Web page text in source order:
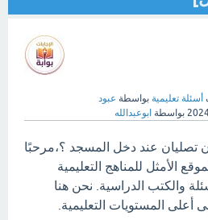
أسئلة تعليمية بواسطة عبود
بواسطة ابوعبدالله
تصليان عند دخل المسجد ؟،مرحبًا
الأمثل للمناهج التعليمية
والكتب الدراسية. نحن هنا
المستويات التعليمية.